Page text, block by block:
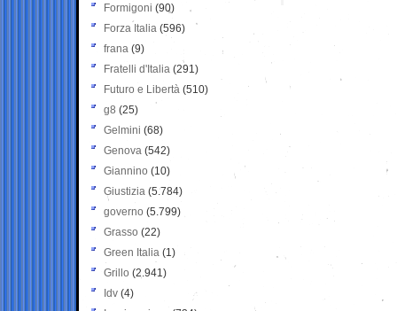
Formigoni (90)
Forza Italia (596)
frana (9)
Fratelli d'Italia (291)
Futuro e Libertà (510)
g8 (25)
Gelmini (68)
Genova (542)
Giannino (10)
Giustizia (5.784)
governo (5.799)
Grasso (22)
Green Italia (1)
Grillo (2.941)
Idv (4)